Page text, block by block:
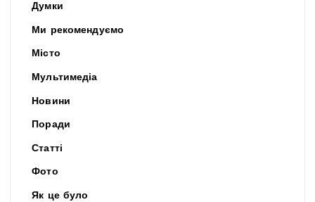
Думки
Ми рекомендуємо
Місто
Мультимедіа
Новини
Поради
Статті
Фото
Як це було